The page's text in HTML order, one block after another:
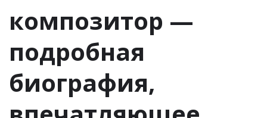
композитор —
подробная
биография,